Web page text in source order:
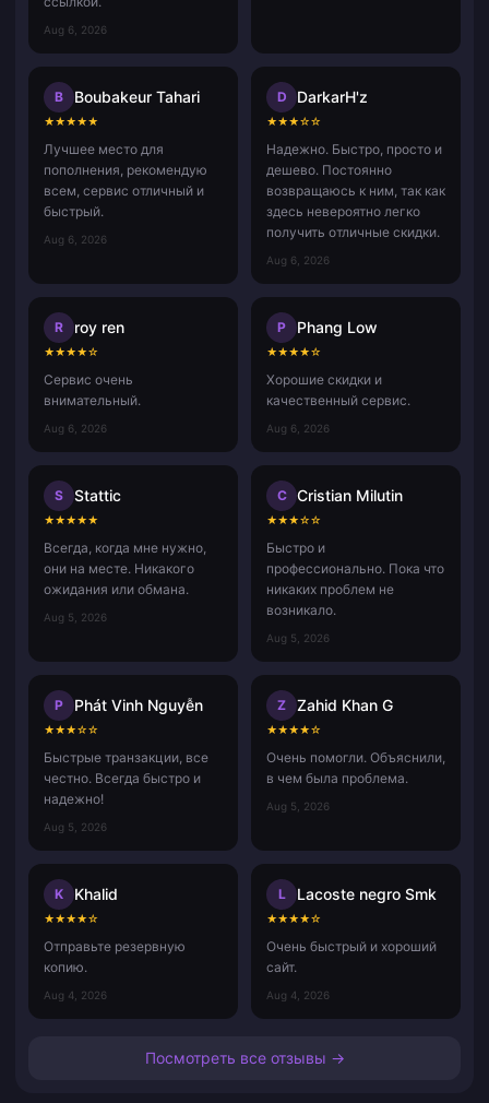
Aug 6, 2026
B Boubakeur Tahari
★★★★★
Лучшее место для
пополнения, рекомендую
всем, сервис отличный и
быстрый.
Aug 6, 2026
D DarkarH'z
★★★☆☆
Надежно. Быстро, просто и
дешево. Постоянно
возвращаюсь к ним, так как
здесь невероятно легко
получить отличные скидки.
Aug 6, 2026
R roy ren
★★★★☆
Сервис очень
внимательный.
Aug 6, 2026
P Phang Low
★★★★☆
Хорошие скидки и
качественный сервис.
Aug 6, 2026
S Stattic
★★★★★
Всегда, когда мне нужно,
они на месте. Никакого
ожидания или обмана.
Aug 5, 2026
C Cristian Milutin
★★★☆☆
Быстро и
профессионально. Пока что
никаких проблем не
возникало.
Aug 5, 2026
P Phát Vinh Nguyễn
★★★☆☆
Быстрые транзакции, все
честно. Всегда быстро и
надежно!
Aug 5, 2026
Z Zahid Khan G
★★★★☆
Очень помогли. Объяснили,
в чем была проблема.
Aug 5, 2026
K Khalid
★★★★☆
Отправьте резервную
копию.
Aug 4, 2026
L Lacoste negro Smk
★★★★☆
Очень быстрый и хороший
сайт.
Aug 4, 2026
Посмотреть все отзывы →